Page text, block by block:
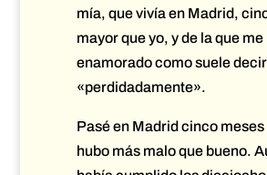
mía, que vivía en Madrid,
mayor que yo, y de la que me
enamorado como suele
«perdidadamente».
Pasé en Madrid cinco meses
hubo más malo que bueno.